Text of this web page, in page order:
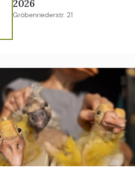
2026
Gröbenriederstr. 21